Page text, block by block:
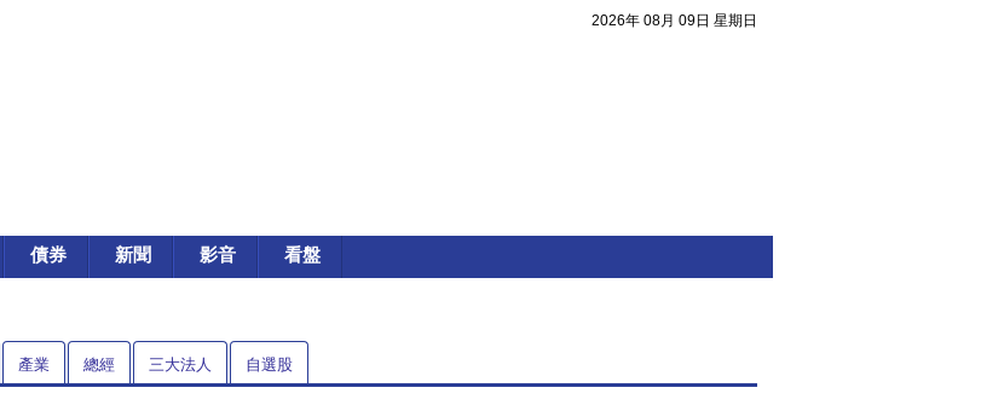
2026年 08月 09日 星期日
債券 新聞 影音 看盤
產業 總經 三大法人 自選股